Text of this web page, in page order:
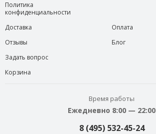
Политика
конфиденциальности
Доставка
Отзывы
Задать вопрос
Корзина
Оплата
Блог
Время работы
Ежедневно 8:00 — 22:00
8 (495) 532-45-24